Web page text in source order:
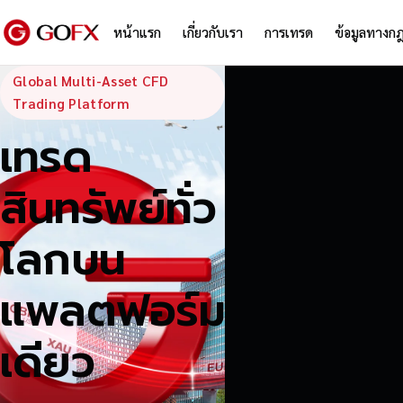
หน้าแรก เกี่ยวกับเรา การเทรด ข้อมูลทางก
GoFX —
Global Multi-Asset CFD
Trading Platform
เทรด
สินทรัพย์ทั่ว
โลกบน
แพลตฟอร์ม
เดียว